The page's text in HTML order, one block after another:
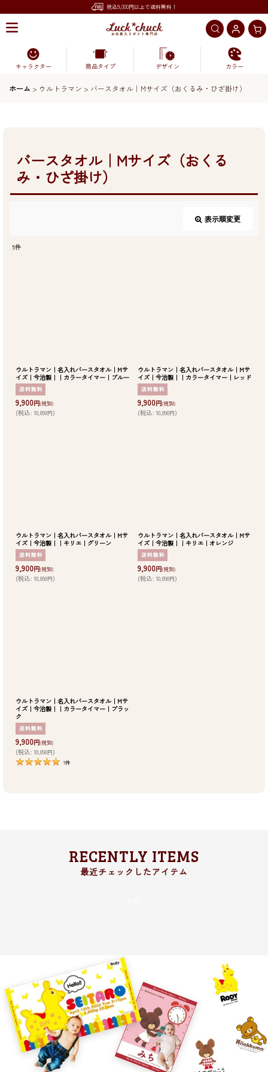
税込9,000円以上で送料無料！
キャラクター 商品タイプ デザイン カラー
ホーム > ウルトラマン > バースタオル｜Mサイズ（おくるみ・ひざ掛け）
バースタオル｜Mサイズ（おくる
み・ひざ掛け）
表示順変更
5件
ウルトラマン｜名入れバースタオル｜Mサ
イズ｜今治製｜｜カラータイマー｜ブルー
9,900円(税別)
(税込: 10,890円)
ウルトラマン｜名入れバースタオル｜Mサ
イズ｜今治製｜｜カラータイマー｜レッド
9,900円(税別)
(税込: 10,890円)
ウルトラマン｜名入れバースタオル｜Mサ
イズ｜今治製｜｜キリエ｜グリーン
9,900円(税別)
(税込: 10,890円)
ウルトラマン｜名入れバースタオル｜Mサ
イズ｜今治製｜｜キリエ｜オレンジ
9,900円(税別)
(税込: 10,890円)
ウルトラマン｜名入れバースタオル｜Mサ
イズ｜今治製｜｜カラータイマー｜ブラッ
ク
9,900円(税別)
(税込: 10,890円)
1件
RECENTLY ITEMS